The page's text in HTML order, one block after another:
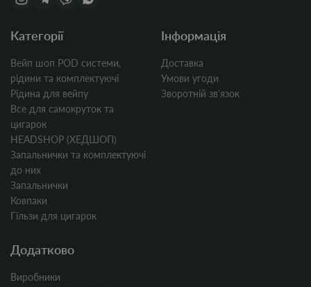
Категорії
Вейп шоп POD системи,
рідини та комплектуючі
Рідина для вейпу
Все для самокруток та
цигарок
HEADSHOP (ХЕДШОП)
Запальнички та комплектуючі
до них
Запальнички
Ковпаки
Гільзи для цигарок
Інформація
Доставка
Умови угоди
Зворотній звʼязок
Додатково
Виробники